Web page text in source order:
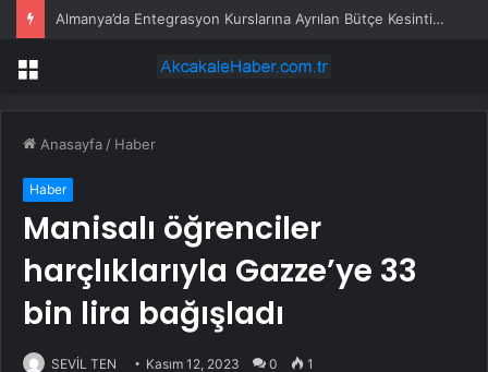
Almanya’da Entegrasyon Kurslarına Ayrılan Bütçe Kesintisine Tepki
Menü
Anasayfa / Haber
Haber
Manisalı öğrenciler
harçlıklarıyla Gazze’ye 33
bin lira bağışladı
SEVİL TEN Kasım 12, 2023 0 1